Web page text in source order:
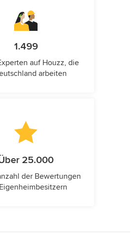
1.499
auf Houzz, die
arbeiten
25.000
der Bewertungen